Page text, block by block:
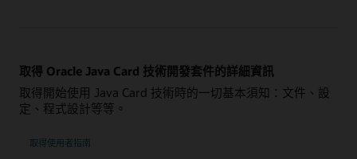
取得 Oracle Java Card 技術開發套件的詳細資訊
取得開始使用 Java Card 技術時的一切基本須知：文件、設
定、程式設計等等。
取得使用者指南